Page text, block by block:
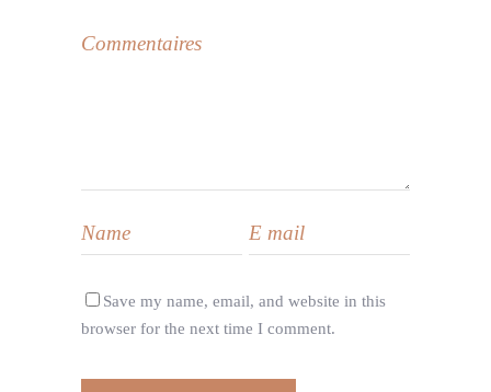
Save my name, email, and website in this
browser for the next time I comment.